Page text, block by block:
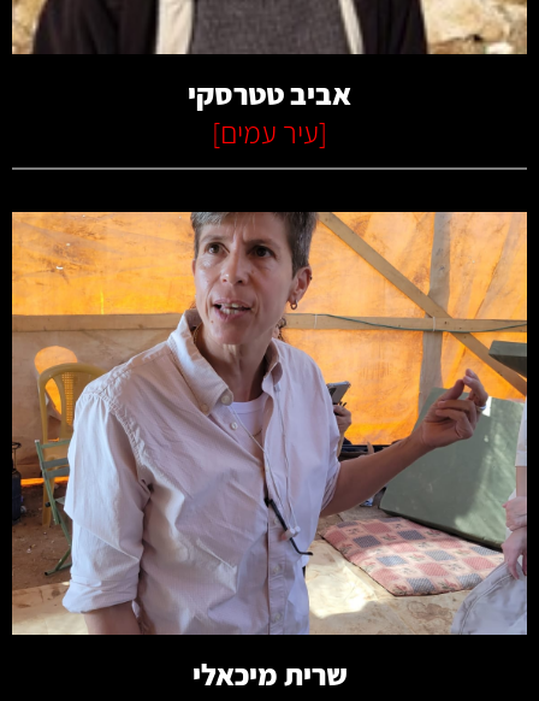
אביב טטרסקי
[עיר עמים]
קרא עוד
שרית מיכאלי